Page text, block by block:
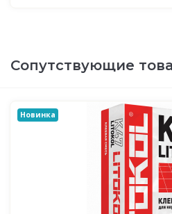
Сопутствующие
Новинка